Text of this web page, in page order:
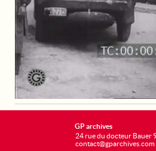
GP archives
24 rue du docteur Bauer
contact@gparchives.com